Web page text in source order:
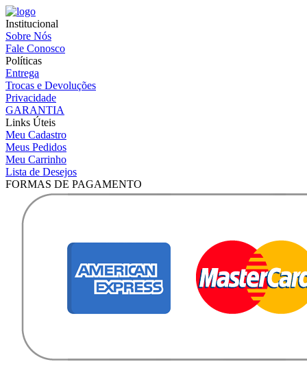
Institucional
Sobre Nós
Fale Conosco
Políticas
Entrega
Trocas e Devoluções
Privacidade
GARANTIA
Links Úteis
Meu Cadastro
Meus Pedidos
Meu Carrinho
Lista de Desejos
FORMAS DE PAGAMENTO